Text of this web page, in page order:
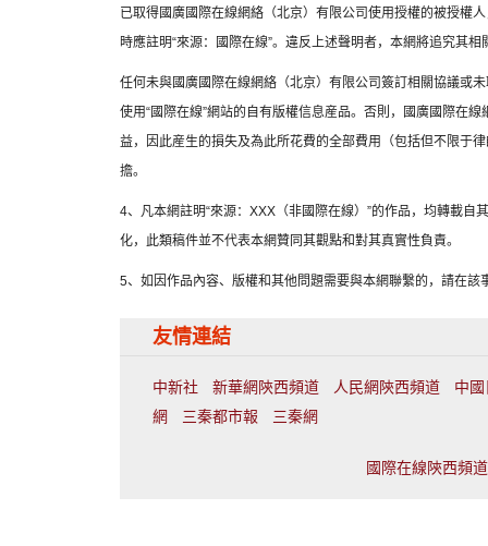
已取得國廣國際在線網絡（北京）有限公司使用授權的被授權
時應註明“來源：國際在線”。違反上述聲明者，本網將追究其相
任何未與國廣國際在線網絡（北京）有限公司簽訂相關協議或
使用“國際在線”網站的自有版權信息産品。否則，國廣國際在
益，因此産生的損失及為此所花費的全部費用（包括但不限于
擔。
4、凡本網註明“來源：XXX（非國際在線）”的作品，均轉載自
化，此類稿件並不代表本網贊同其觀點和對其真實性負責。
5、如因作品內容、版權和其他問題需要與本網聯繫的，請在該
友情連結
中新社 新華網陝西頻道 人民網陝西頻道
中
網
三秦都市報 三秦網
國際在線陝西頻